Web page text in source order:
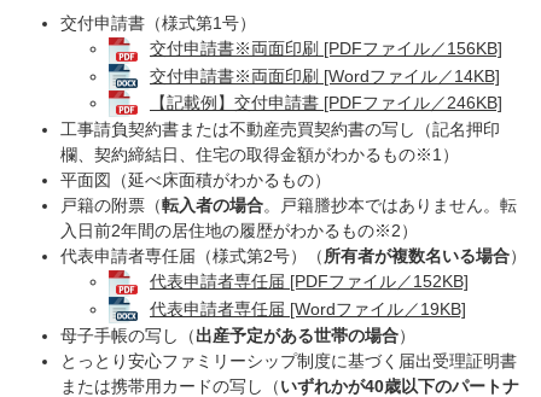
交付申請書（様式第1号）
交付申請書※両面印刷 [PDFファイル／156KB]
交付申請書※両面印刷 [Wordファイル／14KB]
【記載例】交付申請書 [PDFファイル／246KB]
工事請負契約書または不動産売買契約書の写し（記名押印
欄、契約締結日、住宅の取得金額がわかるもの※1）
平面図（延べ床面積がわかるもの）
戸籍の附票（転入者の場合。戸籍謄抄本ではありません。転
入日前2年間の居住地の履歴がわかるもの※2）
代表申請者専任届（様式第2号）（所有者が複数名いる場合）
代表申請者専任届 [PDFファイル／152KB]
代表申請者専任届 [Wordファイル／19KB]
母子手帳の写し（出産予定がある世帯の場合）
とっとり安心ファミリーシップ制度に基づく届出受理証明書
または携帯用カードの写し（いずれかが40歳以下のパートナ